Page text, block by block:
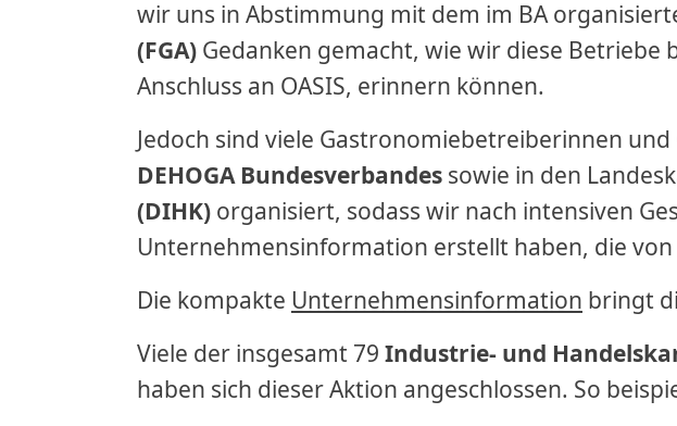
wir uns in Abstimmung mit dem im BA
(FGA) Gedanken gemacht, wie wir diese Betriebe
Anschluss an OASIS, erinnern können.
Jedoch sind viele Gastronomiebetreiberinnen
DEHOGA Bundesverbandes sowie in den
(DIHK) organisiert, sodass wir nach intensiven
Unternehmensinformation erstellt haben, die
Die kompakte Unternehmensinformation bringt
Viele der insgesamt 79 Industrie- und
haben sich dieser Aktion angeschlossen. So